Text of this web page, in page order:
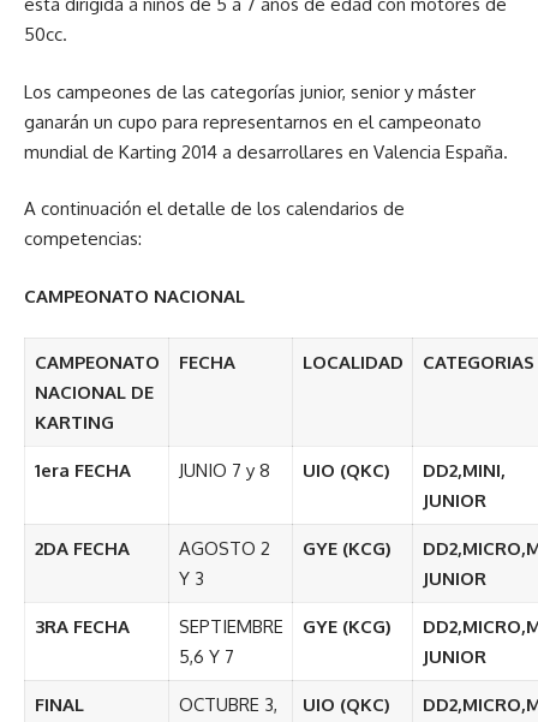
50cc.
Los campeones de las categorías junior, senior y máster
ganarán un cupo para representarnos en el campeonato
mundial de Karting 2014 a desarrollares en Valencia España.
A continuación el detalle de los calendarios de
competencias:
CAMPEONATO NACIONAL
CAMPEONATO
NACIONAL DE
KARTING
FECHA LOCALIDAD CATEGORIAS
1era FECHA JUNIO 7 y 8 UIO (QKC)
DD2,MINI,
JUNIOR
2DA FECHA
AGOSTO 2
Y 3
GYE (KCG)
JUNIOR
3RA FECHA
SEPTIEMBRE
5,6 Y 7
GYE (KCG)
JUNIOR
FINAL OCTUBRE 3, UIO (QKC)